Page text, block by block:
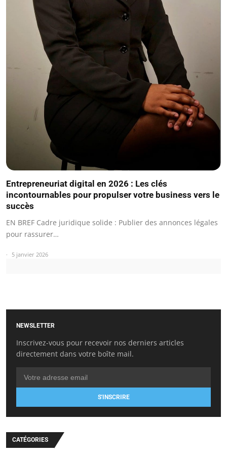
Entrepreneuriat digital en 2026 : Les clés
incontournables pour propulser votre business vers le
succès
EN BREF Cadre juridique solide : Publier des annonces légales
pour rassurer…
5 janvier 2026
NEWSLETTER
Inscrivez-vous pour recevoir nos derniers articles
directement dans votre boîte mail.
S'INSCRIRE
CATÉGORIES